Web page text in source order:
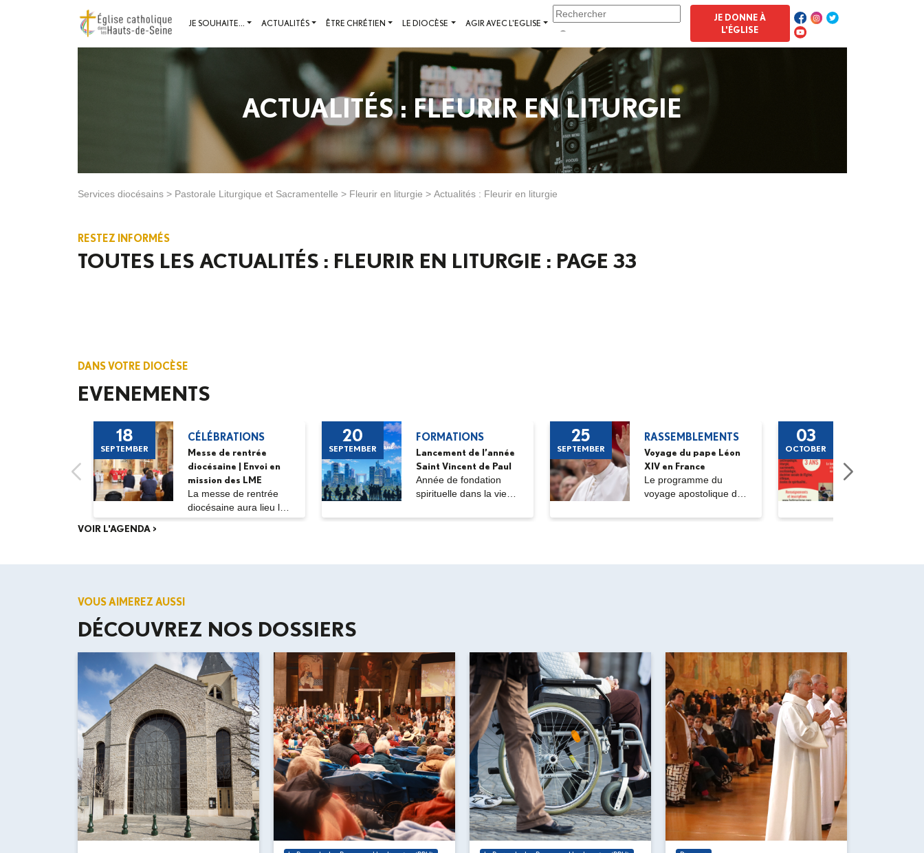
JE SOUHAITE... ACTUALITÉS ÊTRE CHRÉTIEN LE DIOCÈSE AGIR AVEC L'EGLISE
JE DONNE À
L'ÉGLISE
ACTUALITÉS : FLEURIR EN LITURGIE
Services diocésains> Pastorale Liturgique et Sacramentelle > Fleurir en liturgie > Actualités : Fleurir en liturgie
RESTEZ INFORMÉS
TOUTES LES ACTUALITÉS : FLEURIR EN LITURGIE : PAGE 33
DANS VOTRE DIOCÈSE
EVENEMENTS
18
SEPTEMBER
CÉLÉBRATIONS
Messe de rentrée
diocésaine | Envoi en
mission des LME
La messe de rentrée
diocésaine aura lieu le
vendredi 18...
20
SEPTEMBER
FORMATIONS
Lancement de l’année
Saint Vincent de Paul
Année de fondation
spirituelle dans la vie
25
SEPTEMBER
RASSEMBLEMENTS
Voyage du pape Léon
XIV en France
Le programme du
voyage apostolique de
03
OCTOBER
VOIR L'AGENDA >
VOUS AIMEREZ AUSSI
DÉCOUVREZ NOS DOSSIERS